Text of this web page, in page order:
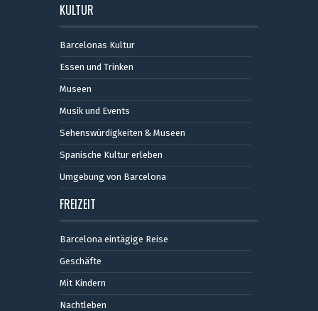
KULTUR
Barcelonas Kultur
Essen und Trinken
Museen
Musik und Events
Sehenswürdigkeiten & Museen
Spanische Kultur erleben
Umgebung von Barcelona
FREIZEIT
Barcelona eintägige Reise
Geschäfte
Mit Kindern
Nachtleben